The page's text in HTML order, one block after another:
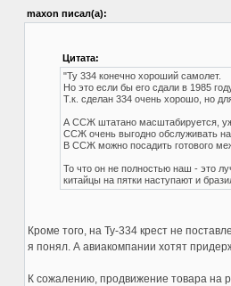
maxon писал(а):
Цитата:
"Ту 334 конечно хороший самолет.
Но это если бы его сдали в 1985
Т.к. сделан 334 очень хорошо, но
А ССЖ штатано масштабируется,
ССЖ очень выгодно обслуживать на
В ССЖ можно посадить готового
То что он не полностью наш - это
китайцы на пятки наступают и
Кроме того, на Ту-334 крест не
я понял. А авиакомпании хотят
К сожалению, продвижение товара на